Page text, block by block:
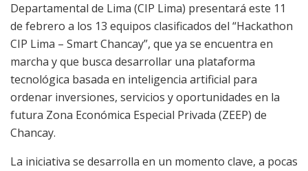
Departamental de Lima (CIP Lima) presentará este 11
de febrero a los 13 equipos clasificados del “Hackathon
CIP Lima – Smart Chancay”, que ya se encuentra en
marcha y que busca desarrollar una plataforma
tecnológica basada en inteligencia artificial para
ordenar inversiones, servicios y oportunidades en la
futura Zona Económica Especial Privada (ZEEP) de
Chancay.
La iniciativa se desarrolla en un momento clave, a pocas